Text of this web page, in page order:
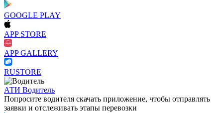
GOOGLE PLAY
APP STORE
APP GALLERY
RUSTORE
АТИ Водитель
Попросите водителя скачать приложение, чтобы отправлять
заявки и отслеживать этапы перевозки